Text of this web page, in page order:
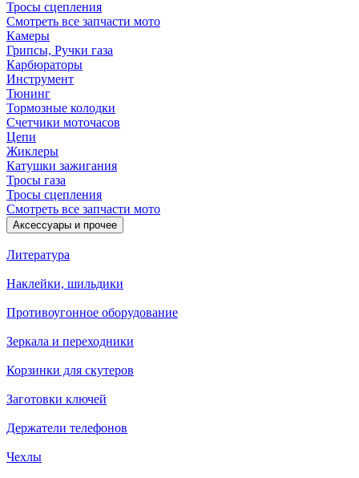
Тросы сцепления
Смотреть все запчасти мото
Камеры
Грипсы, Ручки газа
Карбюраторы
Инструмент
Тюнинг
Тормозные колодки
Счетчики моточасов
Цепи
Жиклеры
Катушки зажигания
Тросы газа
Тросы сцепления
Смотреть все запчасти мото
Аксессуары и прочее
Литература
Наклейки, шильдики
Противоугонное оборудование
Зеркала и переходники
Корзинки для скутеров
Заготовки ключей
Держатели телефонов
Чехлы